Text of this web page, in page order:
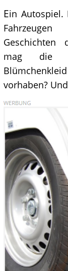
Ein Autospiel.
Geschichten
mag die
vorhaben?